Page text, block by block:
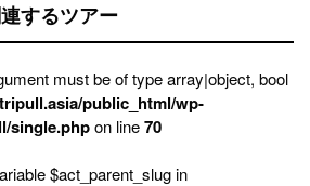
するツアー
must be of type array|object, bool
public_html/wp-
single.phpon line70
$act_parent_slug in